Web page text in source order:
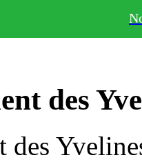
des
des